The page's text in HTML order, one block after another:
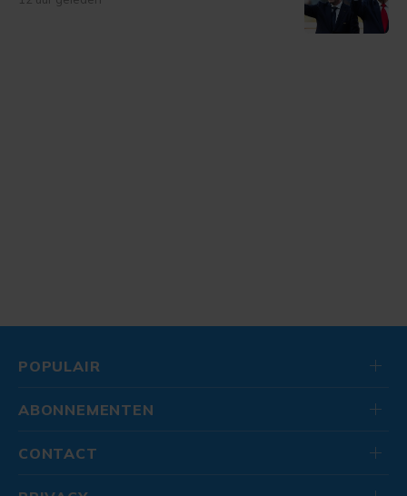
POPULAIR
ABONNEMENTEN
CONTACT